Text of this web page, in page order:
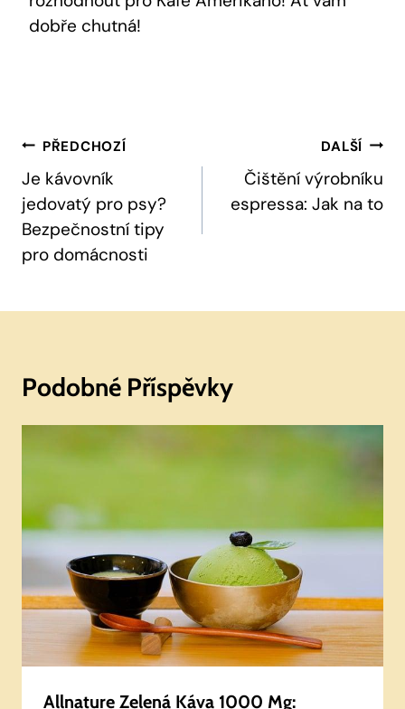
dobře chutná!
Navigace
Pro
Příspěvek
PŘEDCHOZÍ
Je kávovník
jedovatý pro psy?
Bezpečnostní tipy
pro domácnosti
DALŠÍ
Čištění výrobníku
espressa: Jak na to
Podobné Příspěvky
Allnature Zelená Káva 1000 Mg: